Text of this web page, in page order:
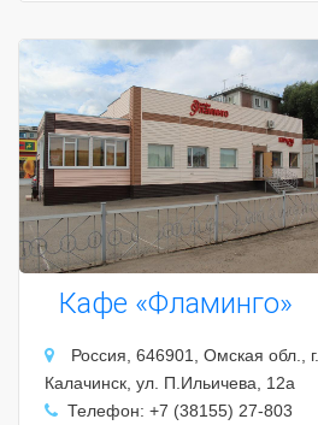
Кафе «Фламинго»
Россия, 646901, Омская обл., г.
Калачинск, ул. П.Ильичева, 12а
Телефон: +7 (38155) 27-803